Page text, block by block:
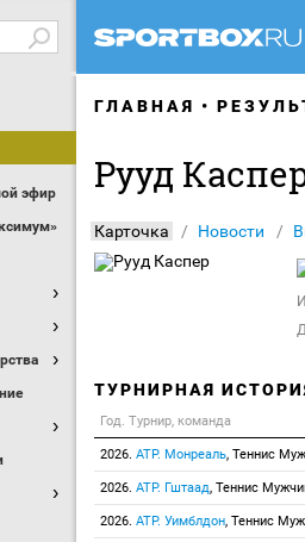
эфир
ГЛАВНАЯ
Рууд
Карточка Новости
ТУРНИРНАЯ
Год. Турнир, команда
2026. ATP. Монреаль, Теннис
2026. ATP. Гштаад, Теннис
2026. ATP. Уимблдон, Теннис